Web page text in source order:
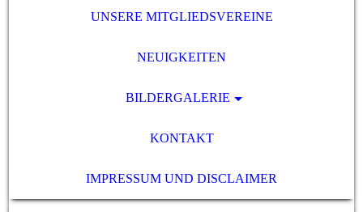
UNSERE MITGLIEDSVEREINE
NEUIGKEITEN
BILDERGALERIE
KONTAKT
IMPRESSUM UND DISCLAIMER